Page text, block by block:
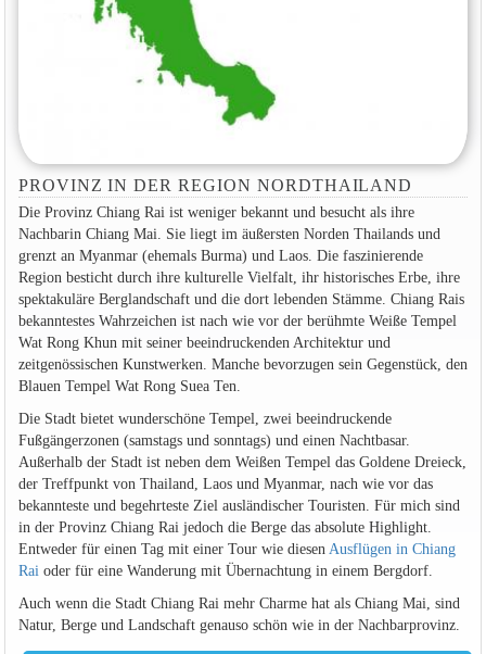
PROVINZ IN DER REGION NORDTHAILAND
Die Provinz Chiang Rai ist weniger bekannt und besucht als ihre
Nachbarin Chiang Mai. Sie liegt im äußersten Norden Thailands und
grenzt an Myanmar (ehemals Burma) und Laos. Die faszinierende
Region besticht durch ihre kulturelle Vielfalt, ihr historisches Erbe, ihre
spektakuläre Berglandschaft und die dort lebenden Stämme. Chiang Rais
bekanntestes Wahrzeichen ist nach wie vor der berühmte Weiße Tempel
Wat Rong Khun mit seiner beeindruckenden Architektur und
zeitgenössischen Kunstwerken. Manche bevorzugen sein Gegenstück, den
Blauen Tempel Wat Rong Suea Ten.
Die Stadt bietet wunderschöne Tempel, zwei beeindruckende
Fußgängerzonen (samstags und sonntags) und einen Nachtbasar.
Außerhalb der Stadt ist neben dem Weißen Tempel das Goldene Dreieck,
der Treffpunkt von Thailand, Laos und Myanmar, nach wie vor das
bekannteste und begehrteste Ziel ausländischer Touristen. Für mich sind
in der Provinz Chiang Rai jedoch die Berge das absolute Highlight.
Entweder für einen Tag mit einer Tour wie diesen Ausflügen in Chiang
Rai oder für eine Wanderung mit Übernachtung in einem Bergdorf.
Auch wenn die Stadt Chiang Rai mehr Charme hat als Chiang Mai, sind
Natur, Berge und Landschaft genauso schön wie in der Nachbarprovinz.